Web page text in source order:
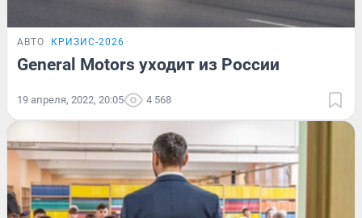
АВТО КРИЗИС-2026
General Motors уходит из России
19 апреля, 2022, 20:05 4 568